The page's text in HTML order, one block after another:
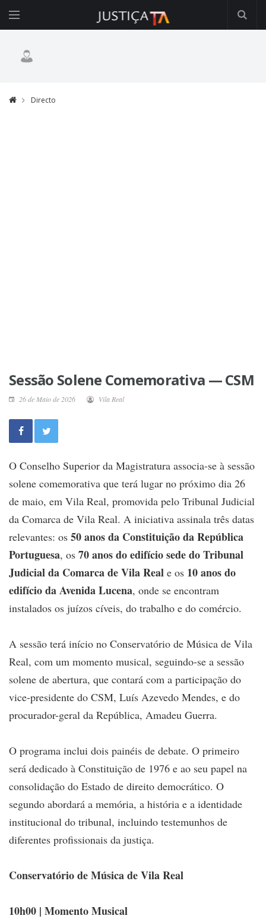
Directo
Sessão Solene Comemorativa — CSM
26 de Maio de 2026 Vila Real
O Conselho Superior da Magistratura associa-se à sessão
solene comemorativa que terá lugar no próximo dia 26
de maio, em Vila Real, promovida pelo Tribunal Judicial
da Comarca de Vila Real. A iniciativa assinala três datas
relevantes: os 50 anos da Constituição da República
Portuguesa, os 70 anos do edifício sede do Tribunal
Judicial da Comarca de Vila Real e os 10 anos do
edifício da Avenida Lucena, onde se encontram
instalados os juízos cíveis, do trabalho e do comércio.
A sessão terá início no Conservatório de Música de Vila
Real, com um momento musical, seguindo-se a sessão
solene de abertura, que contará com a participação do
vice-presidente do CSM, Luís Azevedo Mendes, e do
procurador-geral da República, Amadeu Guerra.
O programa inclui dois painéis de debate. O primeiro
será dedicado à Constituição de 1976 e ao seu papel na
consolidação do Estado de direito democrático. O
segundo abordará a memória, a história e a identidade
institucional do tribunal, incluindo testemunhos de
diferentes profissionais da justiça.
Conservatório de Música de Vila Real
10h00 | Momento Musical